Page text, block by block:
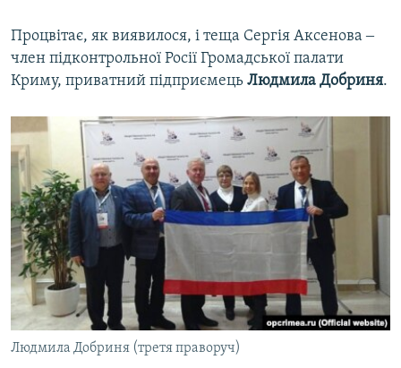
Процвітає, як виявилося, і теща Сергія Аксенова ‒
член підконтрольної Росії Громадської палати
Криму, приватний підприємець Людмила Добриня.
Людмила Добриня (третя праворуч)